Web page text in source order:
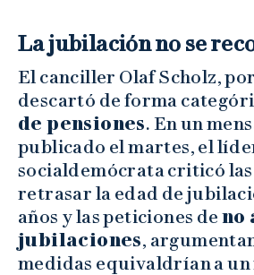
La jubilación no se
El canciller Olaf Scholz,
descartó de forma
de pensiones. En un
publicado el martes, el
socialdemócrata criticó
retrasar la edad de
años y las peticiones de no
jubilaciones,
medidas equivaldrían a